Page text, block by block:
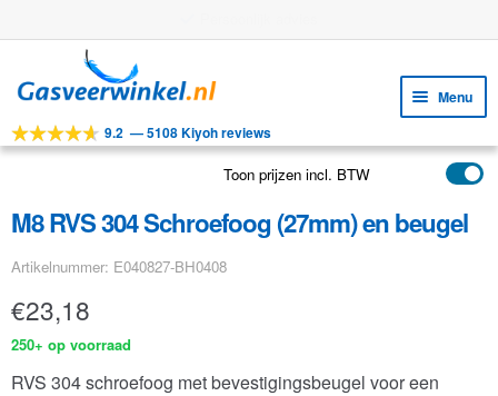
door
navigatie
naar
inhoud
Menu
Tools
Toepassingen
Klantenservice
FAQ
9.2 —5108 Kiyoh reviews
Toon prijzen incl. BTW
M8 RVS 304 Schroefoog (27mm) en beugel
Artikelnummer: E040827-BH0408
€23,18
250+ op voorraad
RVS 304 schroefoog met bevestigingsbeugel voor een